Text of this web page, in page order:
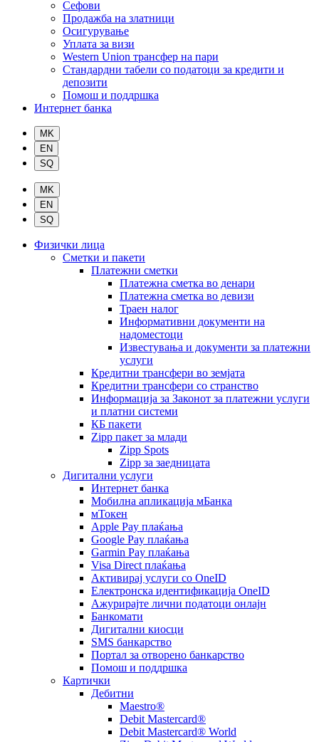
Сефови
Продажба на златници
Осигурување
Уплата за визи
Western Union трансфер на пари
Стандардни табели со податоци за кредити и
депозити
Помош и поддршка
Интернет банка
Физички лица
Сметки и пакети
Платежни сметки
Платежна сметка во денари
Платежна сметка во девизи
Траен налог
Информативни документи на
надоместоци
Известувања и документи за платежни
услуги
Кредитни трансфери во земјата
Кредитни трансфери со странство
Информација за Законот за платежни услуги
и платни системи
КБ пакети
Zipp пакет за млади
Zipp Spots
Zipp за заедницата
Дигитални услуги
Интернет банка
Мобилна апликација мБанка
мТокен
Apple Pay плаќања
Google Pay плаќања
Garmin Pay плаќања
Visa Direct плаќања
Активирај услуги со OneID
Електронска идентификација OneID
Ажурирајте лични податоци онлајн
Банкомати
Дигитални киосци
SMS банкарство
Портал за отворeно банкарство
Помош и поддршка
Картички
Дебитни
Maestro®
Debit Mastercard®
Debit Mastercard® World